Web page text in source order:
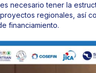
necesario tener la
regionales, así
financiamiento.